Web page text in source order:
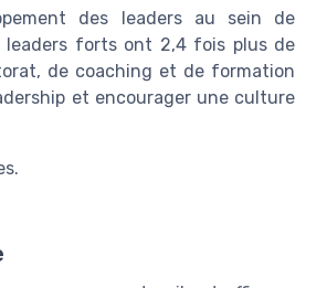
des leaders au sein de
leaders forts ont 2,4 fois plus de
de coaching et de formation
et encourager une culture